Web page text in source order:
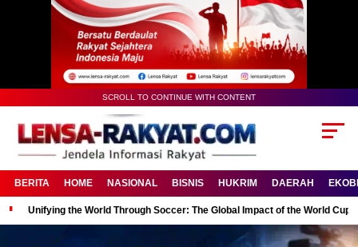
SCROLL TO CONTINUE WITH CONTENT
BERITA HOME NASIONAL BISNIS HUKRIM DAERAH
Unifying the World Through Soccer: The Global Impact of the World Cup